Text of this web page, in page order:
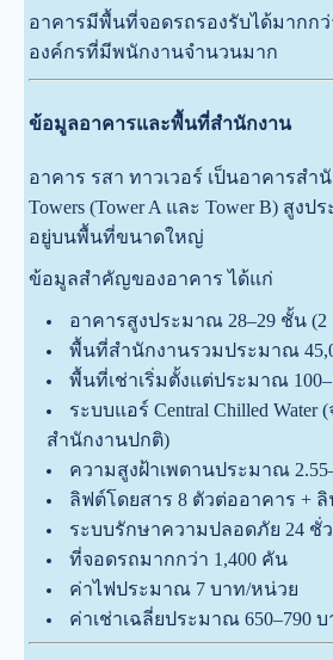
อาคารมีพื้นที่จอดรถรองรับได้มากกว่
องค์กรที่มีพนักงานจำนวนมาก
ข้อมูลอาคารและพื้นที่สำนักงาน
อาคาร รสา ทาวเวอร์ เป็นอาคารสำ
Towers (Tower A และ Tower B) สูง
อยู่บนพื้นที่ขนาดใหญ่
ข้อมูลสำคัญของอาคาร ได้แก่
อาคารสูงประมาณ 28–29 ชั้น (2
พื้นที่สำนักงานรวมประมาณ
พื้นที่เช่าเริ่มตั้งแต่ประมาณ
ระบบแอร์ Central Chilled Water
สำนักงานปกติ)
ความสูงฝ้าเพดานประมาณ
ลิฟต์โดยสาร 8 ตัวต่ออาคาร +
ระบบรักษาความปลอดภัย 24 ชั่
ที่จอดรถมากกว่า 1,400 คัน
ค่าไฟประมาณ 7 บาท/หน่วย
ค่าเช่าเฉลี่ยประมาณ 650–790